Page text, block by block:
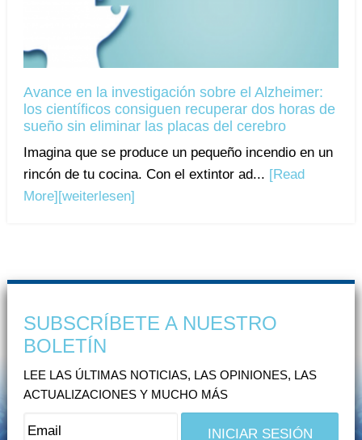
Avance en la investigación sobre el Alzheimer:
los científicos consiguen recuperar dos horas de
sueño sin eliminar las placas del cerebro
Imagina que se produce un pequeño incendio en un
rincón de tu cocina. Con el extintor ad... [Read
More][weiterlesen]
SUBSCRÍBETE A NUESTRO
BOLETÍN
LEE LAS ÚLTIMAS NOTICIAS, LAS OPINIONES, LAS
ACTUALIZACIONES Y MUCHO MÁS